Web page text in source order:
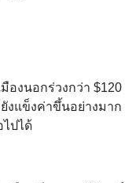
องนอกร่วงกว่า
งแข็งค่าขึ้นอย่างมา
ปได้